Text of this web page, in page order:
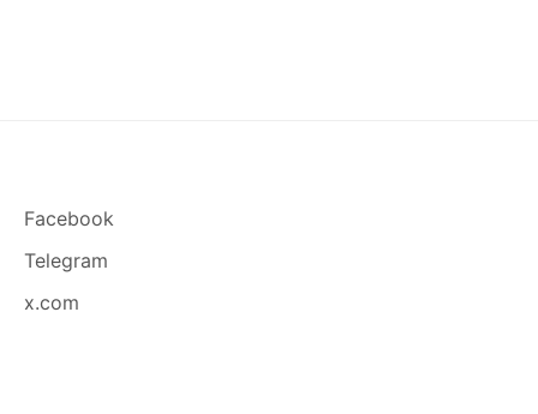
Facebook
Telegram
x.com